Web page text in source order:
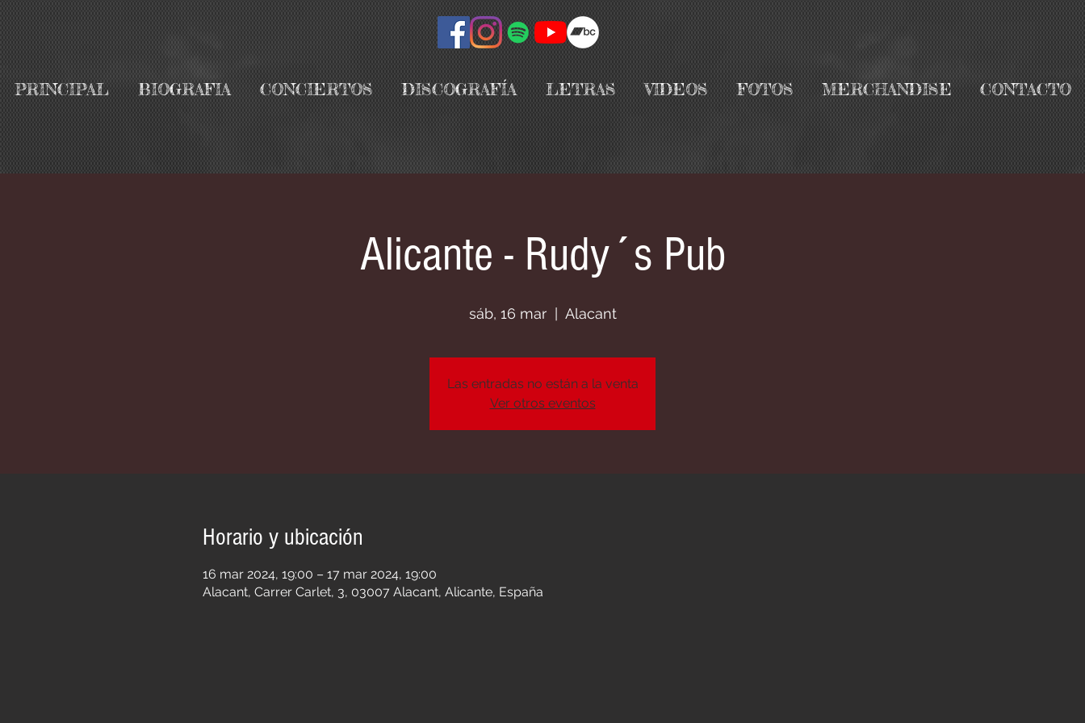
PRINCIPAL BIOGRAFIA CONCIERTOS DISCOGRAFÍA LETRAS VIDEOS FOTOS MERCHANDISE CONTACTO
Alicante - Rudy´s Pub
sáb, 16 mar
  |
Alacant
Las entradas no están a la venta
Ver otros eventos
Horario y ubicación
16 mar 2024, 19:00 – 17 mar 2024, 19:00
Alacant, Carrer Carlet, 3, 03007 Alacant, Alicante, España